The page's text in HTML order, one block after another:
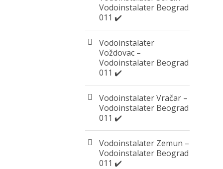
Vodoinstalater Beograd
011 ✔️
Vodoinstalater
Voždovac –
Vodoinstalater Beograd
011 ✔️
Vodoinstalater Vračar –
Vodoinstalater Beograd
011 ✔️
Vodoinstalater Zemun –
Vodoinstalater Beograd
011 ✔️